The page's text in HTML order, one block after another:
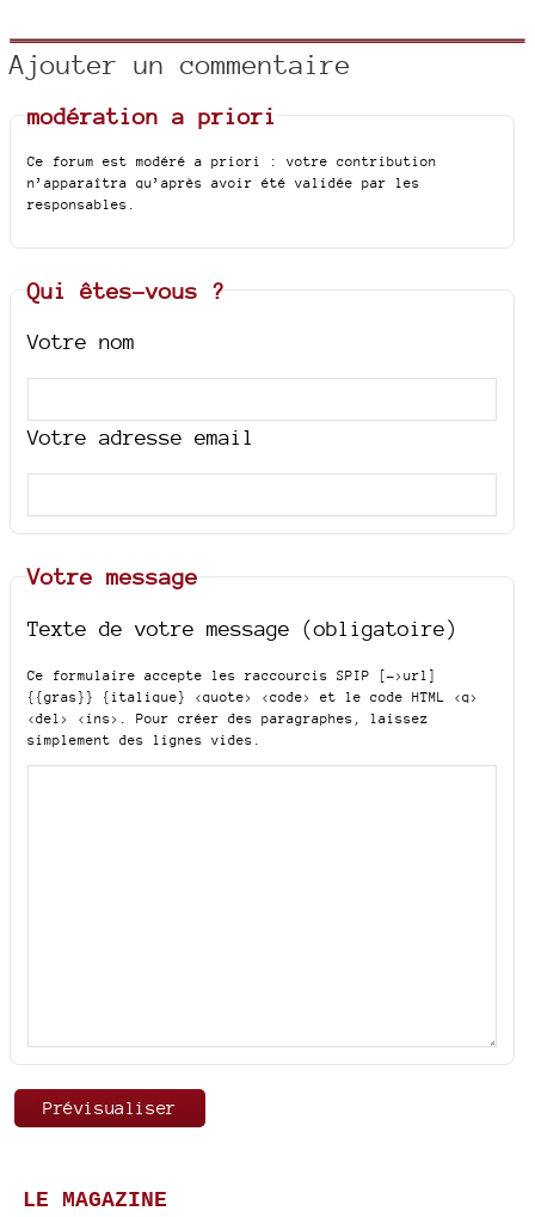
Ajouter un commentaire
modération a priori
Ce forum est modéré a priori : votre contribution
n’apparaîtra qu’après avoir été validée par les
responsables.
Qui êtes-vous ?
Votre nom
Votre adresse email
Votre message
Texte de votre message (obligatoire)
Ce formulaire accepte les raccourcis SPIP
[->url]
{{gras}} {italique} <quote> <code>
et le code HTML <q>
<del> <ins>
. Pour créer des paragraphes, laissez
simplement des lignes vides.
LE MAGAZINE